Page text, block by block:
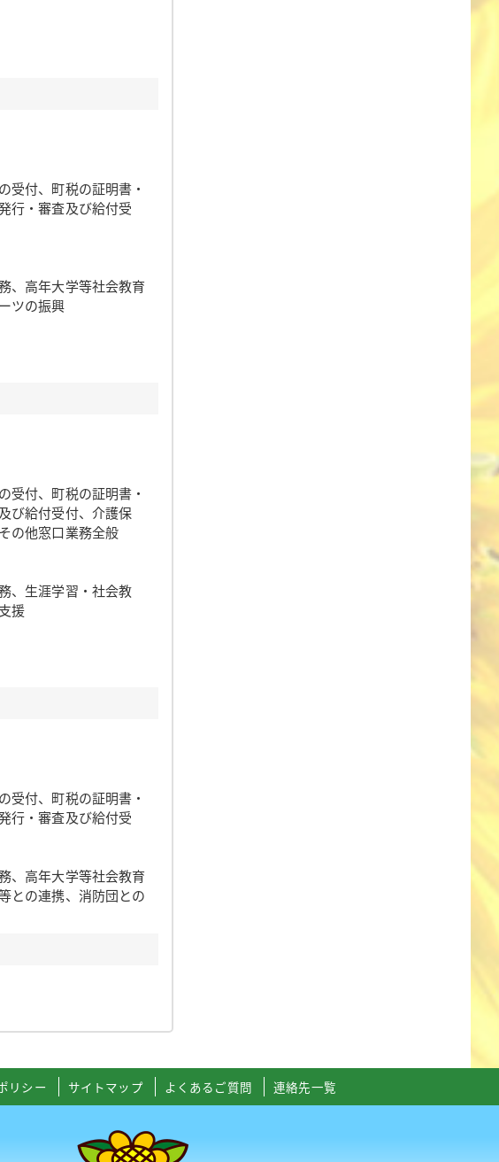
受付、町税の証明書・
行・審査及び給付受
、高年大学等社会教育
ツの振興
受付、町税の証明書・
び給付受付、介護保
の他窓口業務全般
、生涯学習・社会教
援
受付、町税の証明書・
行・審査及び給付受
、高年大学等社会教育
との連携、消防団との
リシー サイトマップ よくあるご質問 連絡先一覧